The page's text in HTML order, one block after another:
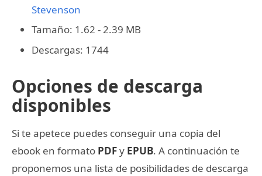
Stevenson
Tamaño: 1.62 - 2.39 MB
Descargas: 1744
Opciones de descarga
disponibles
Si te apetece puedes conseguir una copia del
ebook en formato PDFy EPUB. A continuación te
proponemos una lista de posibilidades de descarga